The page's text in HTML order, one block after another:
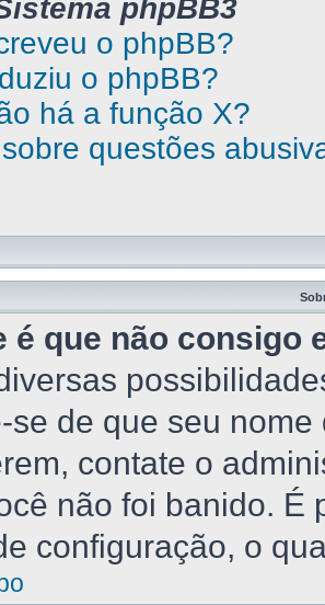
phpBB3
o phpBB?
o phpBB?
há a função X?
questões
é que não consigo
se de que seu
contate o
não foi banido. É
configuração, o